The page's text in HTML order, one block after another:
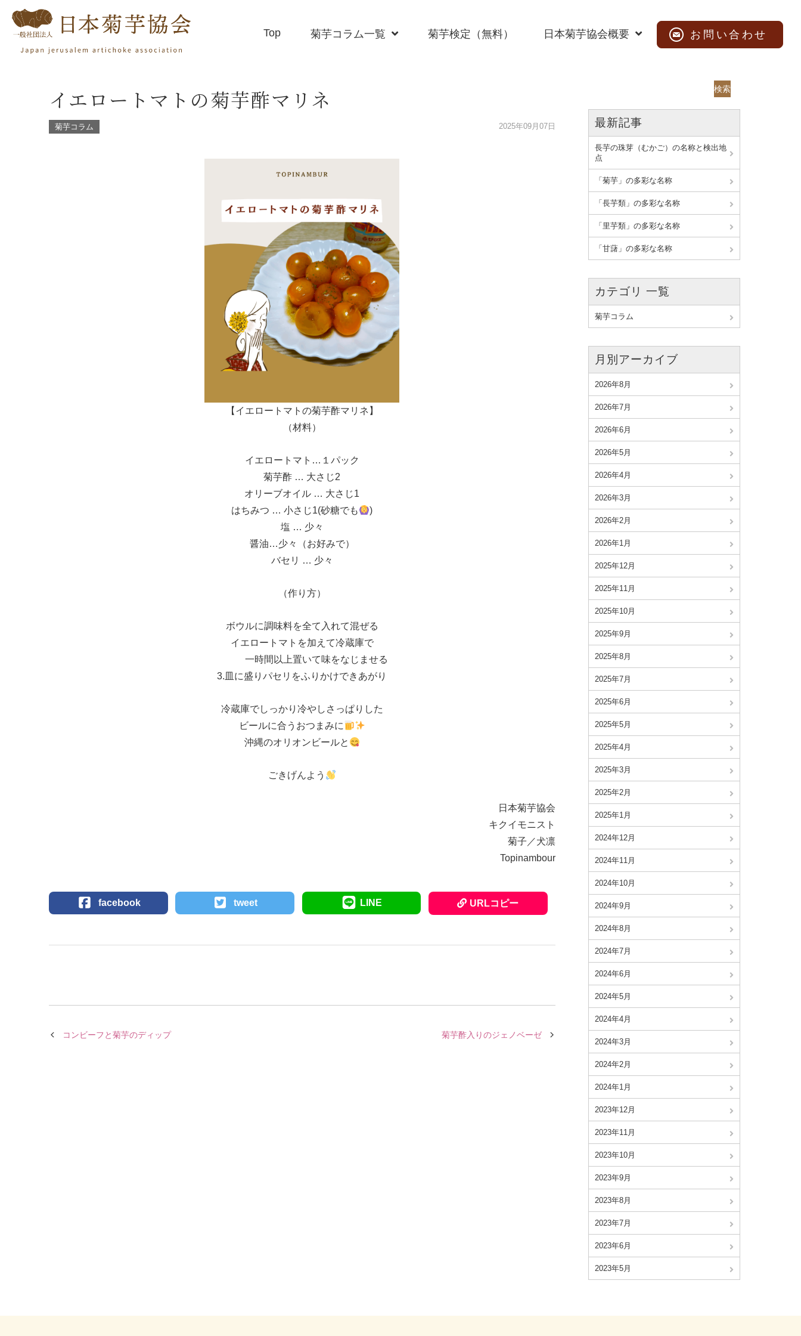
Top 菊芋コラム一覧 菊芋検定（無料） 日本菊芋協会概要 お問い合わせ
イエロートマトの菊芋酢マリネ
菊芋コラム 2025年09月07日
【イエロートマトの菊芋酢マリネ】
（材料）
イエロートマト…１パック
菊芋酢 … 大さじ2
オリーブオイル … 大さじ1
はちみつ … 小さじ1(砂糖でも
)
塩 … 少々
醤油…少々（お好みで）
バセリ … 少々
（作り方）
ボウルに調味料を全て入れて混ぜる
イエロートマトを加えて冷蔵庫で
一時間以上置いて味をなじませる
3.皿に盛りパセリをふりかけできあがり
冷蔵庫でしっかり冷やしさっぱりした
ビールに合うおつまみに
沖縄のオリオンビールと
ごきげんよう
日本菊芋協会
キクイモニスト
菊子／犬凛
Topinambour
facebook tweet LINE URLコピー
コンビーフと菊芋のディップ 菊芋酢入りのジェノベーゼ
検索
最新記事
長芋の珠芽（むかご）の名称と検出地
点
「菊芋」の多彩な名称
「長芋類」の多彩な名称
「里芋類」の多彩な名称
「甘藷」の多彩な名称
カテゴリ 一覧
菊芋コラム
月別アーカイブ
2026年8月
2026年7月
2026年6月
2026年5月
2026年4月
2026年3月
2026年2月
2026年1月
2025年12月
2025年11月
2025年10月
2025年9月
2025年8月
2025年7月
2025年6月
2025年5月
2025年4月
2025年3月
2025年2月
2025年1月
2024年12月
2024年11月
2024年10月
2024年9月
2024年8月
2024年7月
2024年6月
2024年5月
2024年4月
2024年3月
2024年2月
2024年1月
2023年12月
2023年11月
2023年10月
2023年9月
2023年8月
2023年7月
2023年6月
2023年5月